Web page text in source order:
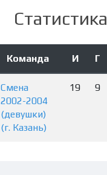
Статистика
Команда И Г
Смена
2002-2004
(девушки)
(г. Казань)
19 9